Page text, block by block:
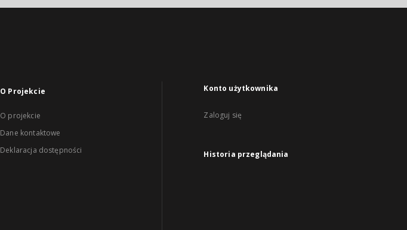
O Projekcie
O projekcie
Dane kontaktowe
Deklaracja dostępności
Konto użytkownika
Zaloguj się
Historia przeglądania